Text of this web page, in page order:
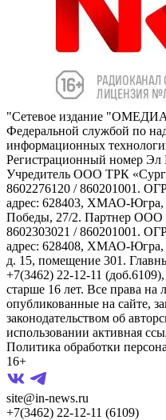
"Сетевое издание
Федеральной службой по
информационных
Регистрационный номер
Учредитель ООО ТРК
8602276120 / 860201001.
адрес: 628403, ХМАО-Югра,
Победы, 27/2. Партнер
8602303021 / 860201001.
адрес: 628408, ХМАО-Югра,
д. 15, помещение 301.
+7(3462) 22-12-11
старше 16 лет. Все права на
опубликованные на сайте,
законодательством об
использовании активная
Политика обработки
16+
site@in-news.ru
+7(3462) 22-12-11 (6109)